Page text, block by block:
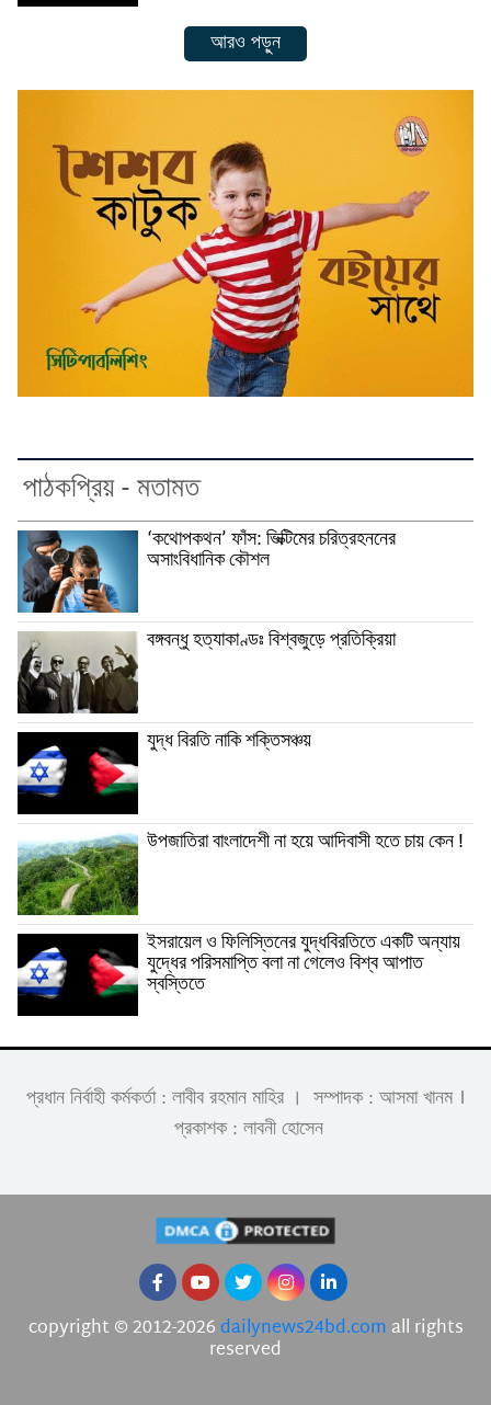
আরও পড়ুন
পাঠকপ্রিয় - মতামত
‘কথোপকথন’ ফাঁস: ভিক্টিমের চরিত্রহননের
অসাংবিধানিক কৌশল
বঙ্গবন্ধু হত্যাকাণ্ডঃ বিশ্বজুড়ে প্রতিক্রিয়া
যুদ্ধ বিরতি নাকি শক্তিসঞ্চয়
উপজাতিরা বাংলাদেশী না হয়ে আদিবাসী হতে চায় কেন !
ইসরায়েল ও ফিলিস্তিনের যুদ্ধবিরতিতে একটি অন্যায়
যুদ্ধের পরিসমাপ্তি বলা না গেলেও বিশ্ব আপাত
স্বস্তিতে
প্রধান নির্বাহী কর্মকর্তা : লাবীব রহমান মাহির । সম্পাদক : আসমা খানম ।
প্রকাশক : লাবনী হোসেন
copyright © 2012-2026dailynews24bd.com all rights
reserved